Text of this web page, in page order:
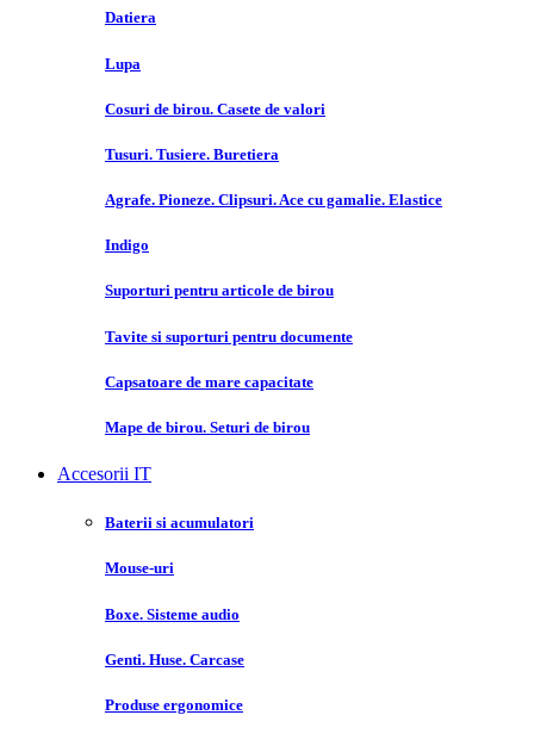
Datiera
Lupa
Cosuri de birou. Casete de valori
Tusuri. Tusiere. Buretiera
Agrafe. Pioneze. Clipsuri. Ace cu gamalie. Elastice
Indigo
Suporturi pentru articole de birou
Tavite si suporturi pentru documente
Capsatoare de mare capacitate
Mape de birou. Seturi de birou
Accesorii IT
Baterii si acumulatori
Mouse-uri
Boxe. Sisteme audio
Genti. Huse. Carcase
Produse ergonomice